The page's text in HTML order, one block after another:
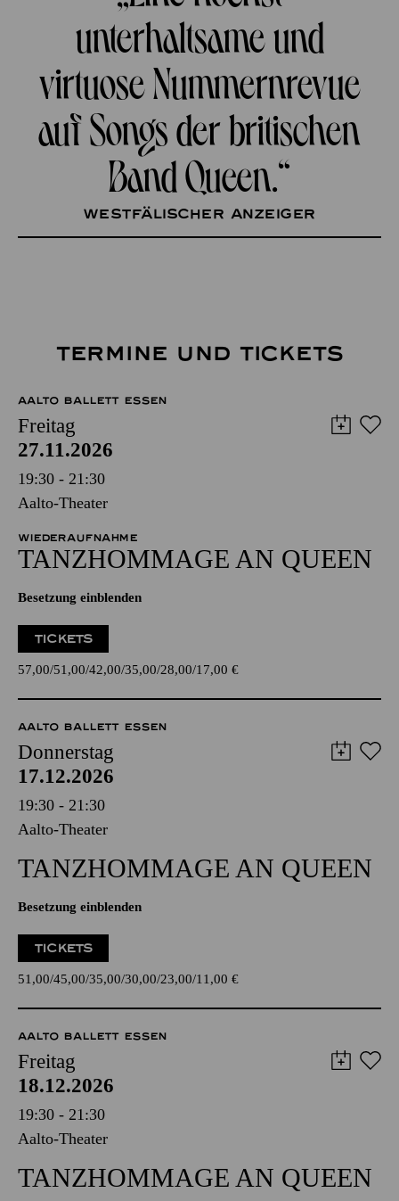
unterhaltsame und
virtuose Nummernrevue
auf Songs der britischen
Band Queen.“
Westfälischer Anzeiger
TERMINE UND TICKETS
AALTO BALLETT ESSEN
Freitag
27.11.2026
19:30 - 21:30
Aalto-Theater
WIEDERAUFNAHME
TANZ­HOMMAGE AN QUEEN
Besetzung einblenden
TICKETS
57,00 51,00 42,00 35,00 28,00 17,00 €
AALTO BALLETT ESSEN
Donnerstag
17.12.2026
19:30 - 21:30
Aalto-Theater
TANZ­HOMMAGE AN QUEEN
Besetzung einblenden
TICKETS
51,00 45,00 35,00 30,00 23,00 11,00 €
AALTO BALLETT ESSEN
Freitag
18.12.2026
19:30 - 21:30
Aalto-Theater
TANZ­HOMMAGE AN QUEEN